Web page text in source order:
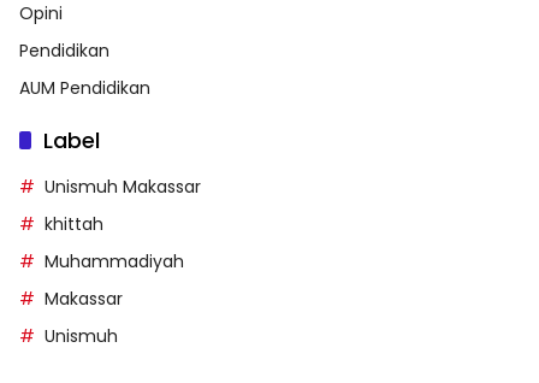
Opini
Pendidikan
AUM Pendidikan
Label
Unismuh Makassar
khittah
Muhammadiyah
Makassar
Unismuh